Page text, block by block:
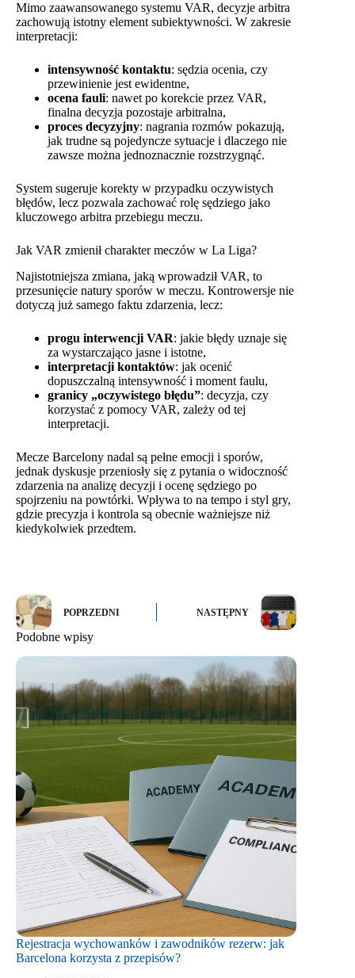
Mimo zaawansowanego systemu VAR, decyzje arbitra
zachowują istotny element subiektywności. W zakresie
interpretacji:
intensywność kontaktu: sędzia ocenia, czy
przewinienie jest ewidentne,
ocena fauli: nawet po korekcie przez VAR,
finalna decyzja pozostaje arbitralna,
proces decyzyjny: nagrania rozmów pokazują,
jak trudne są pojedyncze sytuacje i dlaczego nie
zawsze można jednoznacznie rozstrzygnąć.
System sugeruje korekty w przypadku oczywistych
błędów, lecz pozwala zachować rolę sędziego jako
kluczowego arbitra przebiegu meczu.
Jak VAR zmienił charakter meczów w La Liga?
Najistotniejsza zmiana, jaką wprowadził VAR, to
przesunięcie natury sporów w meczu. Kontrowersje nie
dotyczą już samego faktu zdarzenia, lecz:
progu interwencji VAR: jakie błędy uznaje się
za wystarczająco jasne i istotne,
interpretacji kontaktów: jak ocenić
dopuszczalną intensywność i moment faulu,
granicy „oczywistego błędu”: decyzja, czy
korzystać z pomocy VAR, zależy od tej
interpretacji.
Mecze Barcelony nadal są pełne emocji i sporów,
jednak dyskusje przeniosły się z pytania o widoczność
zdarzenia na analizę decyzji i ocenę sędziego po
spojrzeniu na powtórki. Wpływa to na tempo i styl gry,
gdzie precyzja i kontrola są obecnie ważniejsze niż
kiedykolwiek przedtem.
POPRZEDNI NASTĘPNY
Podobne wpisy
Rejestracja wychowanków i zawodników rezerw: jak
Barcelona korzysta z przepisów?